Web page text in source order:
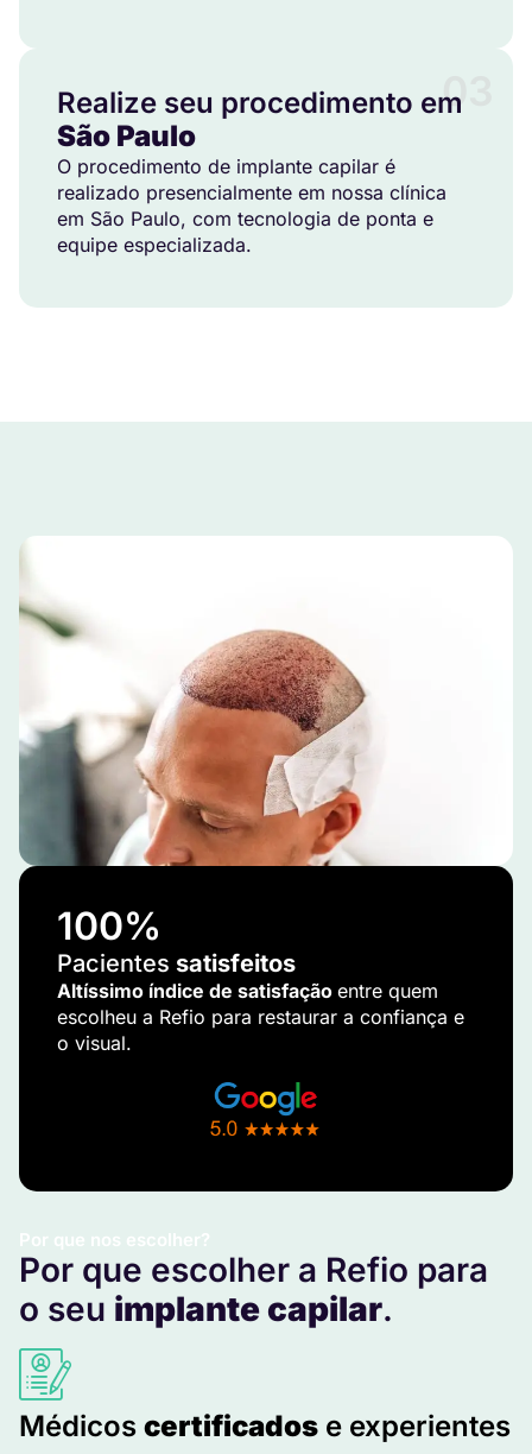
03
Realize seu procedimento em
São Paulo
O procedimento de implante capilar é
realizado presencialmente em nossa clínica
em São Paulo, com tecnologia de ponta e
equipe especializada.
Por que nos escolher?
Por que escolher a Refio para
o seu implante capilar.
Médicos certificados e experientes
100%
Pacientes satisfeitos
Altíssimo índice de satisfação entre quem
escolheu a Refio para restaurar a confiança e
o visual.